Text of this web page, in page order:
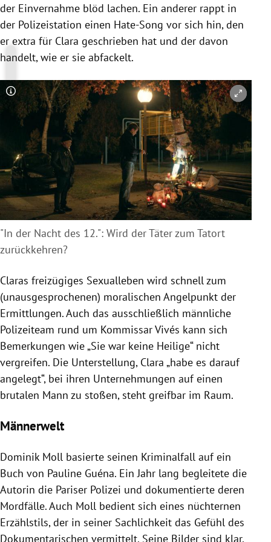
der Einvernahme blöd lachen. Ein anderer rappt in
der Polizeistation einen Hate-Song vor sich hin, den
er extra für Clara geschrieben hat und der davon
handelt, wie er sie abfackelt.
Copyright-Hinweis öffnen/schließen
"In der Nacht des 12.": Wird der Täter zum Tatort
zurückkehren?
Claras freizügiges Sexualleben wird schnell zum
(unausgesprochenen) moralischen Angelpunkt der
Ermittlungen. Auch das ausschließlich männliche
Polizeiteam rund um Kommissar Vivés kann sich
Bemerkungen wie „Sie war keine Heilige“ nicht
vergreifen. Die Unterstellung, Clara „habe es darauf
angelegt“, bei ihren Unternehmungen auf einen
brutalen Mann zu stoßen, steht greifbar im Raum.
Männerwelt
Dominik Moll basierte seinen Kriminalfall auf ein
Buch von Pauline Guéna. Ein Jahr lang begleitete die
Autorin die Pariser Polizei und dokumentierte deren
Mordfälle. Auch Moll bedient sich eines nüchternen
Erzählstils, der in seiner Sachlichkeit das Gefühl des
Dokumentarischen vermittelt. Seine Bilder sind klar,